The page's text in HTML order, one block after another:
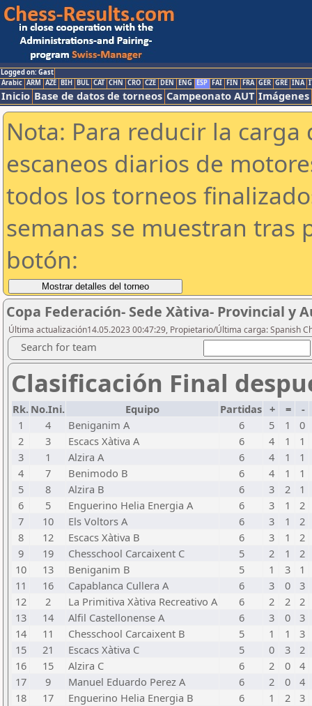
Logged on: Gast
Arabic ARM AZE BIH BUL CAT CHN CRO CZE DEN ENG ESP FAI FIN FRA GER GRE INA
Inicio Base de datos de torneos Campeonato AUT Imágenes
Nota: Para reducir la
escaneos diarios de
todos los torneos
semanas se muestran tras
botón:
Copa Federación- Sede Xàtiva- Provincial y
Última actualización14.05.2023 00:47:29, Propietario/Última carga: Spanish
Search for team
Clasificación Final
Rk. No.Ini. Equipo Partidas + = -
1
4 Beniganim A 6 5 1
0
2
3 Escacs Xàtiva A 6 4 1
1
3
1 Alzira A 6 4 1
1
4
7 Benimodo B 6 4 1
1
5
8 Alzira B 6 3 2
1
6
5 Enguerino Helia Energia A 6 3 1
2
7
10 Els Voltors A 6 3 1
2
8
12 Escacs Xàtiva B 6 3 1
2
9
19 Chesschool Carcaixent C 5 2 1
2
10
13 Beniganim B 5 1 3
1
11
16 Capablanca Cullera A 6 3 0
3
12
2 La Primitiva Xàtiva Recreativo A 6 2 2
2
13
14 Alfil Castellonense A 6 3 0
3
14
11 Chesschool Carcaixent B 5 1 1
3
15
21 Escacs Xàtiva C 5 0 3
2
16
15 Alzira C 6 2 0
4
17
9 Manuel Eduardo Perez A 6 2 0
4
18
17 Enguerino Helia Energia B 6 1 2
3